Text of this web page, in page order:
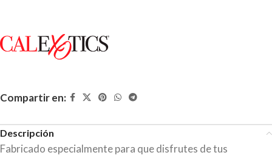
Compartir en:
Descripción
Fabricado especialmente para que disfrutes de tus